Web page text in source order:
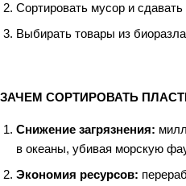
Сортировать мусор и сдавать
Выбирать товары из
ЗАЧЕМ СОРТИРОВАТЬ
Снижение загрязнения:
в океаны, убивая морскую
Экономия ресурсов: